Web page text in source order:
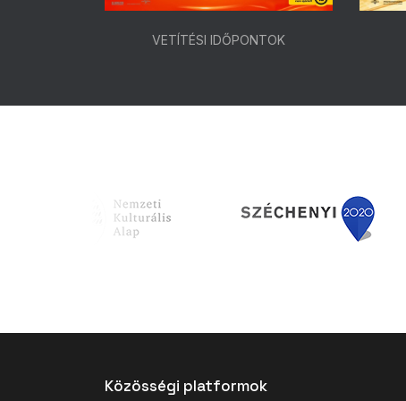
VETÍTÉSI IDŐPONTOK
Közösségi platformok